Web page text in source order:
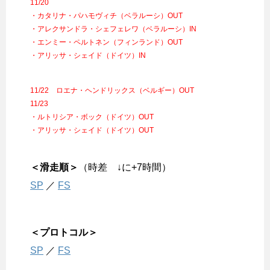
11/20
・カタリナ・パハモヴィチ（ベラルーシ）OUT
・アレクサンドラ・シェフェレワ（ベラルーシ）IN
・エンミー・ペルトネン（フィンランド）OUT
・アリッサ・シェイド（ドイツ）IN
11/22 ロエナ・ヘンドリックス（ベルギー）OUT
11/23
・ルトリシア・ボック（ドイツ）OUT
・アリッサ・シェイド（ドイツ）OUT
＜滑走順＞
（時差 ↓に+7時間）
SP ／ FS
＜プロトコル＞
SP ／ FS